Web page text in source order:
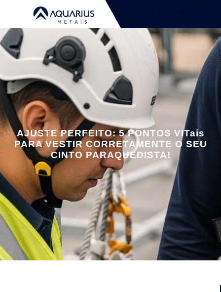
AJUSTE PERFEITO: 5 PONTOS VITais
PARA VESTIR CORRETAMENTE O SEU
CINTO PARAQUEDISTA!